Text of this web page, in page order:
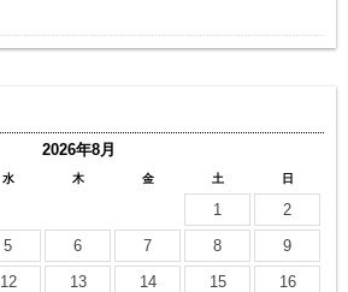
2026年8月
水 木 金 土 日
1
2
5 6 7 8
9
12 13 14 15
16